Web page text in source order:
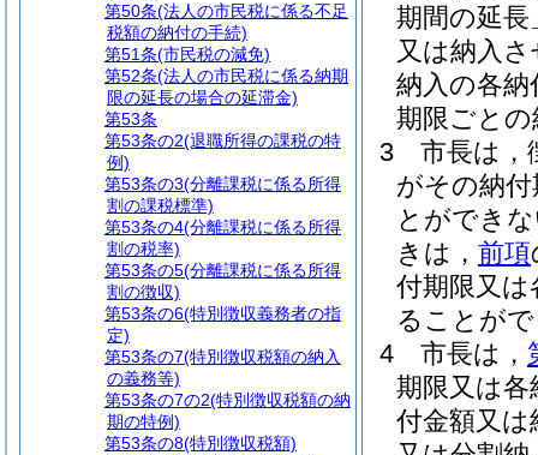
期間の延
又は納入
納入の各納
期限ごと
3
市長は，
がその納
とができ
きは， 前項
付期限又
ることが
4
市長は，
期限又は各
付金額又
第50条(法人の市民税に係る不足
税額の納付の手続)
第51条(市民税の減免)
第52条(法人の市民税に係る納期
限の延長の場合の延滞金)
第53条
第53条の2(退職所得の課税の特
例)
第53条の3(分離課税に係る所得
割の課税標準)
第53条の4(分離課税に係る所得
割の税率)
第53条の5(分離課税に係る所得
割の徴収)
第53条の6(特別徴収義務者の指
定)
第53条の7(特別徴収税額の納入
の義務等)
第53条の7の2(特別徴収税額の納
期の特例)
第53条の8(特別徴収税額)